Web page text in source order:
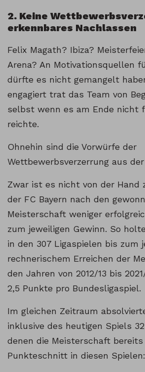
2. Keine
erkennbares Nachlassen
Felix Magath? Ibiza?
Arena? An Motivationsquellen
dürfte es nicht gemangelt
engagiert trat das Team von
selbst wenn es am Ende nicht
reichte.
Ohnehin sind die Vorwürfe der
Wettbewerbsverzerrung aus
Zwar ist es nicht von der Hand
der FC Bayern nach den
Meisterschaft weniger
zum jeweiligen Gewinn. So
in den 307 Ligaspielen bis zum
rechnerischem Erreichen der
den Jahren von 2012/13 bis
2,5 Punkte pro Bundesligaspiel.
Im gleichen Zeitraum
inklusive des heutigen Spiels
denen die Meisterschaft
Punkteschnitt in diesen Spielen: